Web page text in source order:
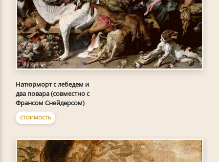
Натюрморт с лебедем и
два повара (совместно с
Франсом Снейдерсом)
СТОИМОСТЬ